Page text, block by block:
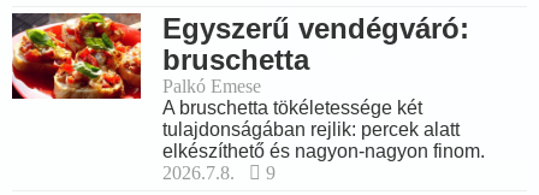
Egyszerű vendégváró:
bruschetta
Palkó Emese
A bruschetta tökéletessége két
tulajdonságában rejlik: percek alatt
elkészíthető és nagyon-nagyon finom.
2026.7.8.
9